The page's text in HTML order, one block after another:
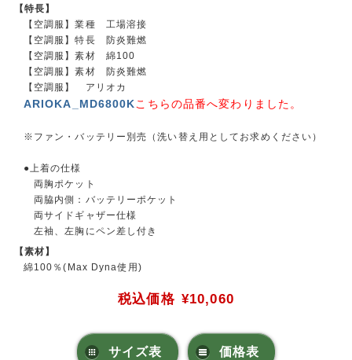
【特長】
【空調服】業種 工場溶接
【空調服】特長 防炎難燃
【空調服】素材 綿100
【空調服】素材 防炎難燃
【空調服】 アリオカ
ARIOKA_MD6800Kこちらの品番へ変わりました。
※ファン・バッテリー別売（洗い替え用としてお求めください）
●上着の仕様
両胸ポケット
両脇内側：バッテリーポケット
両サイドギャザー仕様
左袖、左胸にペン差し付き
【素材】
綿100％(Max Dyna使用)
税込価格 ¥10,060
サイズ表 価格表